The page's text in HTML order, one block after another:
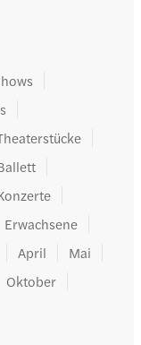
Erwachsene
April
Mai
Oktober